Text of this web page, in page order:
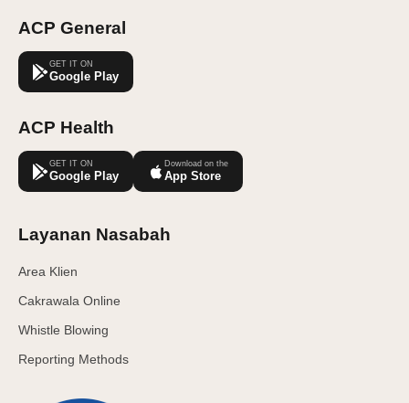
ACP General
GET IT ON
Google Play
ACP Health
GET IT ON
Google Play
Download on the
App Store
Layanan Nasabah
Area Klien
Cakrawala Online
Whistle Blowing
Reporting Methods